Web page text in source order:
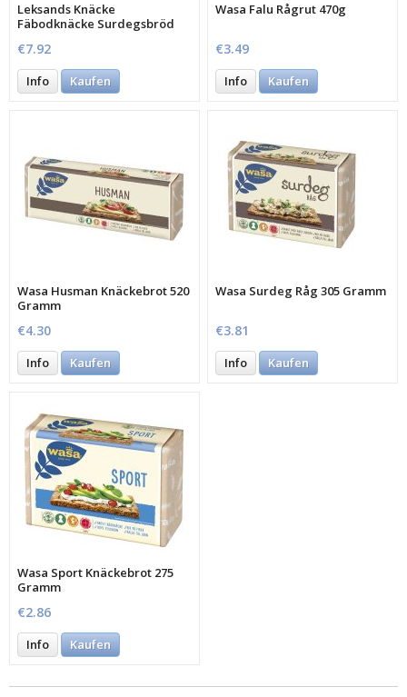
Leksands Knäcke
Fäbodknäcke Surdegsbröd
€7.92
Info Kaufen
Wasa Falu Rågrut 470g
€3.49
Info Kaufen
Wasa Husman Knäckebrot 520
Gramm
€4.30
Info Kaufen
Wasa Surdeg Råg 305 Gramm
€3.81
Info Kaufen
Wasa Sport Knäckebrot 275
Gramm
€2.86
Info Kaufen